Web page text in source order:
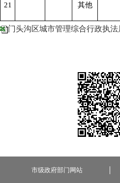
21 其他
门头沟区城市管理综合行政执
市级政府部门网站